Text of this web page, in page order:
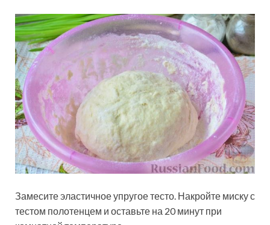
Замесите эластичное упругое тесто. Накройте миску с
тестом полотенцем и оставьте на 20 минут при